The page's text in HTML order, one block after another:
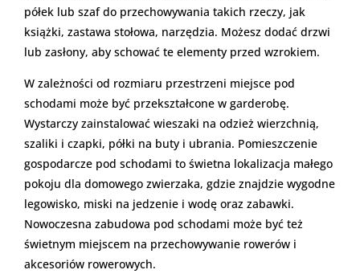
półek lub szaf do przechowywania takich rzeczy, jak
książki, zastawa stołowa, narzędzia. Możesz dodać drzwi
lub zasłony, aby schować te elementy przed wzrokiem.
W zależności od rozmiaru przestrzeni miejsce pod
schodami może być przekształcone w garderobę.
Wystarczy zainstalować wieszaki na odzież wierzchnią,
szaliki i czapki, półki na buty i ubrania. Pomieszczenie
gospodarcze pod schodami to świetna lokalizacja małego
pokoju dla domowego zwierzaka, gdzie znajdzie wygodne
legowisko, miski na jedzenie i wodę oraz zabawki.
Nowoczesna zabudowa pod schodami może być też
świetnym miejscem na przechowywanie rowerów i
akcesoriów rowerowych.